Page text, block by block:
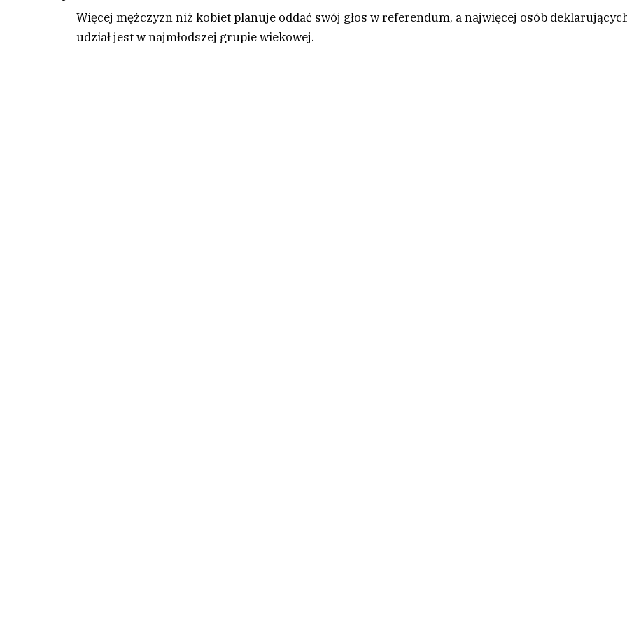
Więcej mężczyzn niż kobiet planuje oddać swój głos w referendum, a najwięcej osób
udział jest w najmłodszej grupie wiekowej.